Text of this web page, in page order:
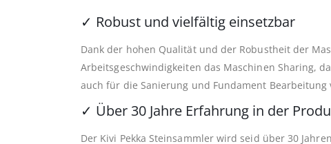
✓ Robust und vielfältig einsetzbar
Dank der hohen Qualität und der Robustheit der
Arbeitsgeschwindigkeiten das Maschinen Sharing,
auch für die Sanierung und Fundament
✓ Über 30 Jahre Erfahrung in der
Der Kivi Pekka Steinsammler wird seid über 30